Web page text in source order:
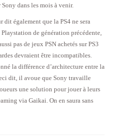
dans les mois à venir.
également que la PS4 ne sera
de génération précédente,
pas de jeux PSN achetés sur PS3
devraient être incompatibles.
la différence d’architecture entre la
dit, il avoue que Sony travaille
une solution pour jouer à leurs
via Gaikai. On en saura sans